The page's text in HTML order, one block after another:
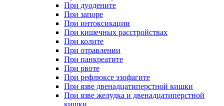
При дуодените
При запоре
При интоксикации
При кишечных расстройствах
При колите
При отравлении
При панкреатите
При рвоте
При рефлюксе эзофагите
При язве двенадцатиперстной кишки
При язве желудка и двенадцатиперстной
кишки